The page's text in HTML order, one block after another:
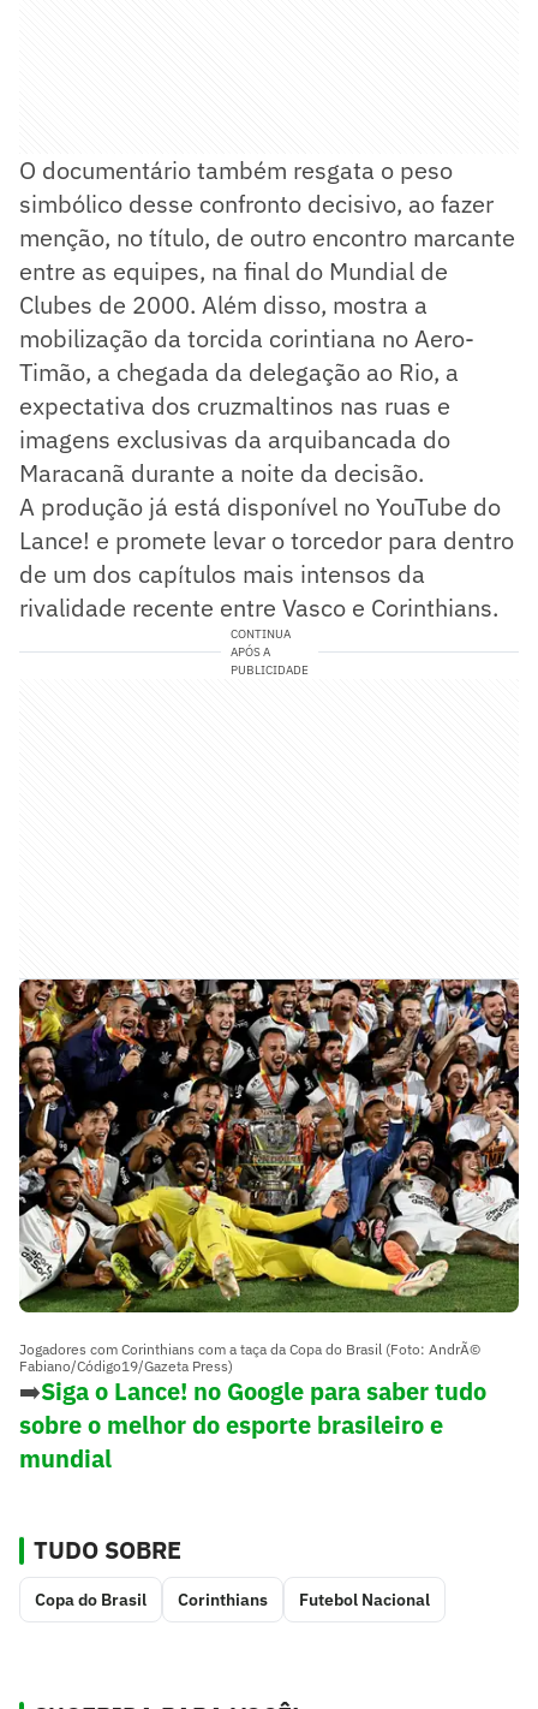
O documentário também resgata o peso
simbólico desse confronto decisivo, ao fazer
menção, no título, de outro encontro marcante
entre as equipes, na final do Mundial de
Clubes de 2000. Além disso, mostra a
mobilização da torcida corintiana no Aero-
Timão, a chegada da delegação ao Rio, a
expectativa dos cruzmaltinos nas ruas e
imagens exclusivas da arquibancada do
Maracanã durante a noite da decisão.
A produção já está disponível no YouTube do
Lance! e promete levar o torcedor para dentro
de um dos capítulos mais intensos da
rivalidade recente entre Vasco e Corinthians.
CONTINUA
APÓS A
PUBLICIDADE
Jogadores com Corinthians com a taça da Copa do Brasil (Foto: AndrÃ©
Fabiano/Código19/Gazeta Press)
➡️Siga o Lance! no Google para saber tudo
sobre o melhor do esporte brasileiro e
mundial
TUDO SOBRE
Copa do Brasil Corinthians Futebol Nacional